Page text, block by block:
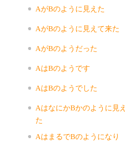
AがBのように見えた
AがBのように見えて来た
AがBのようだった
AはBのようです
AはBのようでした
AはなにかBかのように見え
た
AはまるでBのようになり